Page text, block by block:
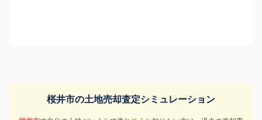
桜井市の土地売却査定シミュレーション